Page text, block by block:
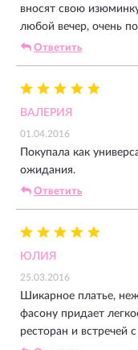
вносят свою
любой вечер, очень
Ответить
ВАЛЕРИЯ
01.04.2016
Покупала как
ожидания.
Ответить
ЮЛИЯ
25.03.2016
Шикарное платье,
фасону придает
ресторан и встречей